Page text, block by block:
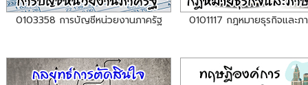
0103358 การบัญชีหน่วยงานภาครัฐ 0101117 กฎหมายธุรกิจและภ